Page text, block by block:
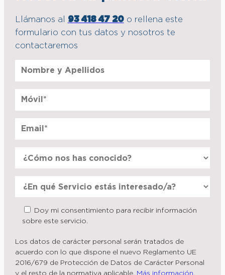
Llámanos al 93 418 47 20o rellena este
formulario con tus datos y nosotros te
contactaremos
Doy mi consentimiento para recibir información
sobre este servicio.
Los datos de carácter personal serán tratados de
acuerdo con lo que dispone el nuevo Reglamento UE
2016/679 de Protección de Datos de Carácter Personal
y el resto de la normativa aplicable. Más información.